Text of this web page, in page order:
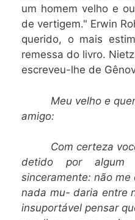
um homem velho e
de vertigem." Erwin
querido, o mais
remessa do livro.
escreveu-lhe de
Meu velho e
amigo:
Com certeza
detido por algum
sinceramente: não me
nada mu- daria entre
insuportável pensar